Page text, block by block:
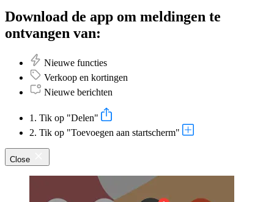
Download de app om meldingen te
ontvangen van:
Nieuwe functies
Verkoop en kortingen
Nieuwe berichten
1. Tik op "Delen"
2. Tik op "Toevoegen aan startscherm"
Close